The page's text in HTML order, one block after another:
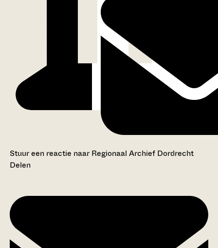
Stuur een reactie naar Regionaal Archief Dordrecht
Delen